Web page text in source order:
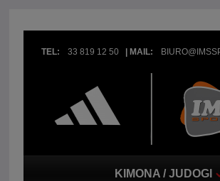
TEL: 33 819 12 50 MAIL:
KIMONA / JUDOGI